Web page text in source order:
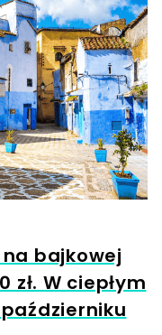
bajkowej
zł. W ciepłym